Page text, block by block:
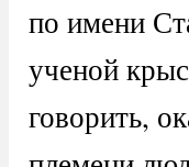
по имени
ученой
говорить,